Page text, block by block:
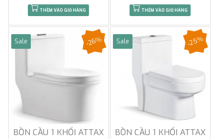
THÊM VÀO GIỎ HÀNG THÊM VÀO GIỎ HÀNG
Sale
BỒN CẦU 1 KHỐI ATTAX
-26% Sale
BỒN CẦU 1 KHỐI ATTAX
-25%